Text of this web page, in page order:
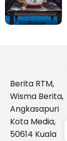
Berita RTM,
Wisma Berita,
Angkasapuri
Kota Media,
50614 Kuala